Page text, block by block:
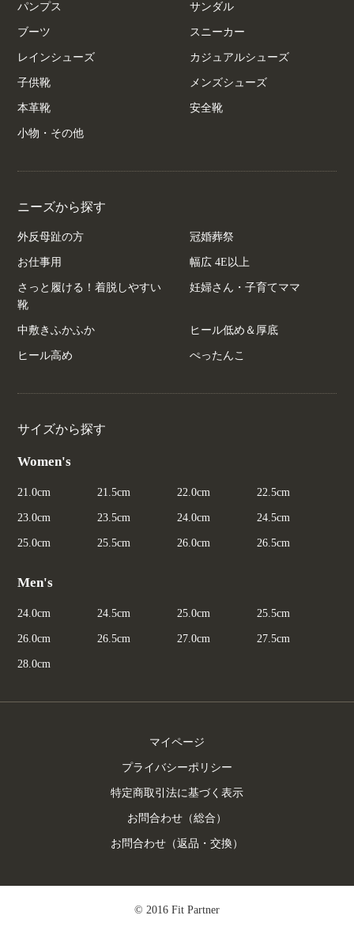
パンプス サンダル
ブーツ スニーカー
レインシューズ カジュアルシューズ
子供靴 メンズシューズ
本革靴 安全靴
小物・その他
ニーズから探す
外反母趾の方 冠婚葬祭
お仕事用 幅広 4E以上
さっと履ける！着脱しやすい
靴
妊婦さん・子育てママ
中敷きふかふか ヒール低め＆厚底
ヒール高め ぺったんこ
サイズから探す
Women's
21.0cm 21.5cm 22.0cm 22.5cm
23.0cm 23.5cm 24.0cm 24.5cm
25.0cm 25.5cm 26.0cm 26.5cm
Men's
24.0cm 24.5cm 25.0cm 25.5cm
26.0cm 26.5cm 27.0cm 27.5cm
28.0cm
マイページ
プライバシーポリシー
特定商取引法に基づく表示
お問合わせ（総合）
お問合わせ（返品・交換）
© 2016 Fit Partner